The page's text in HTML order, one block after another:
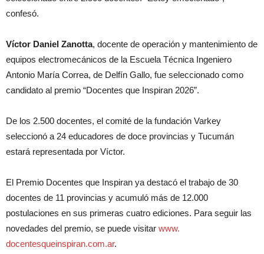
confesó.
Víctor Daniel Zanotta, docente de operación y mantenimiento de
equipos electromecánicos de la Escuela Técnica Ingeniero
Antonio María Correa, de Delfín Gallo, fue seleccionado como
candidato al premio “Docentes que Inspiran 2026”.
De los 2.500 docentes, el comité de la fundación Varkey
seleccionó a 24 educadores de doce provincias y Tucumán
estará representada por Víctor.
El Premio Docentes que Inspiran ya destacó el trabajo de 30
docentes de 11 provincias y acumuló más de 12.000
postulaciones en sus primeras cuatro ediciones. Para seguir las
novedades del premio, se puede visitar www.
docentesqueinspiran.com.ar.